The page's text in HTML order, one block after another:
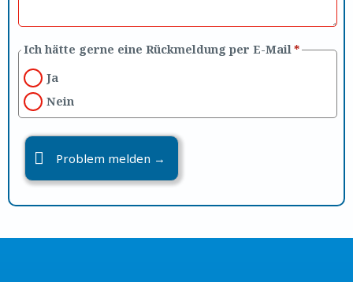
Ich hätte gerne eine Rückmeldung per E-Mail*
Ja
Nein